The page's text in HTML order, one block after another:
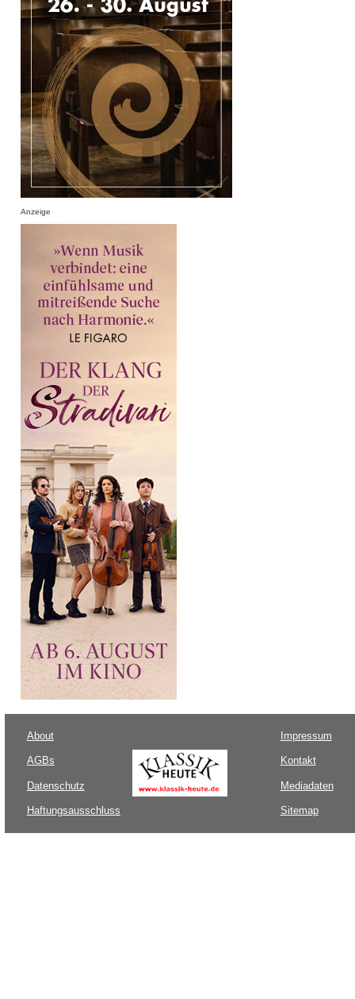
Anzeige
About
AGBs
Datenschutz
Haftungsausschluss
Impressum
Kontakt
Mediadaten
Sitemap